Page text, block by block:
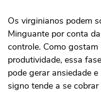
Os virginianos podem
Minguante por conta
controle. Como
produtividade, essa
pode gerar ansiedade
signo tende a se